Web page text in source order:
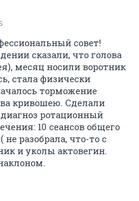
совет!
сказали, что голова
месяц носили воротник
стала физически
торможение
кривошею. Сделали
ротационный
10 сеансов общего
не разобрала, что-то с
и уколы актовегин.